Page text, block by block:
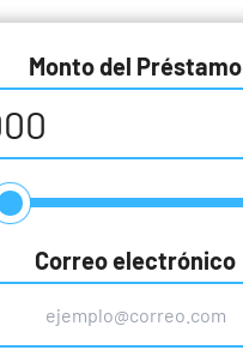
Monto del Préstamo
Correo electrónico